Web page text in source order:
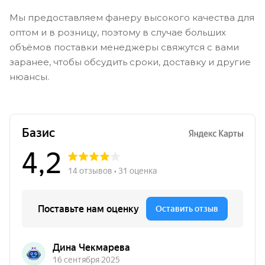
Мы предоставляем фанеру высокого качества для
оптом и в розницу, поэтому в случае больших
объёмов поставки менеджеры свяжутся с вами
заранее, чтобы обсудить сроки, доставку и другие
нюансы.